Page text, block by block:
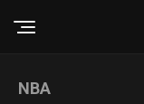
NBA